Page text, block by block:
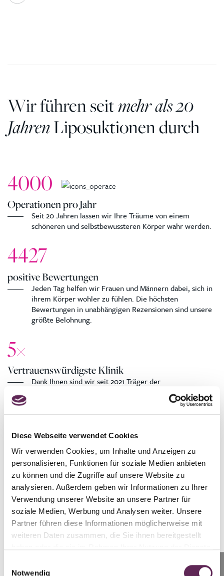
Diese Webseite verwendet Cookies
Wir verwenden Cookies, um Inhalte und Anzeigen zu
personalisieren, Funktionen für soziale Medien anbieten
zu können und die Zugriffe auf unsere Website zu
analysieren. Außerdem geben wir Informationen zu Ihrer
Verwendung unserer Website an unsere Partner für
soziale Medien, Werbung und Analysen weiter. Unsere
Partner führen diese Informationen möglicherweise mit
weiteren Daten zusammen, die Sie ihnen bereitgestellt
Notwendig
Wir führen seitmehr als 20
JahrenLiposuktionen durch
4000
Operationen pro Jahr
Seit 20 Jahren lassen wir Ihre Träume von einem
schöneren und selbstbewussteren Körper wahr werden.
4427
positive Bewertungen
Jeden Tag helfen wir Frauen und Männern dabei, sich in
ihrem Körper wohler zu fühlen. Die höchsten
Bewertungen in unabhängigen Rezensionen sind unsere
größte Belohnung.
5×
Vertrauenswürdigste Klinik
Dank Ihnen sind wir seit 2021 Träger der
prestigeträchtigen Auszeichnung "Most Trusted Aesthetic
Medicine Clinic" in der Tschechischen Republik.
Der Ablauf des Verfahrens